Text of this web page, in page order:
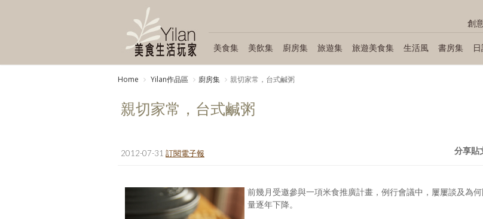
創
美食集 美飲集 廚房集 旅遊集 旅遊美食集 生活風 書房集
Home Yilan作品區 廚房集 親切家常，台式鹹粥
親切家常，台式鹹粥
2012-07-31 訂閱電子報 分享
前幾月受邀參與一項米食推廣計畫，例行會議中，屢屢談及為
量逐年下降。